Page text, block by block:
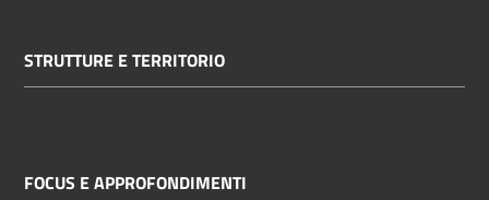
STRUTTURE E TERRITORIO
FOCUS E APPROFONDIMENTI